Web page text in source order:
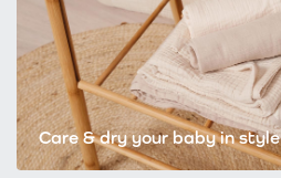
Care & dry your baby in style